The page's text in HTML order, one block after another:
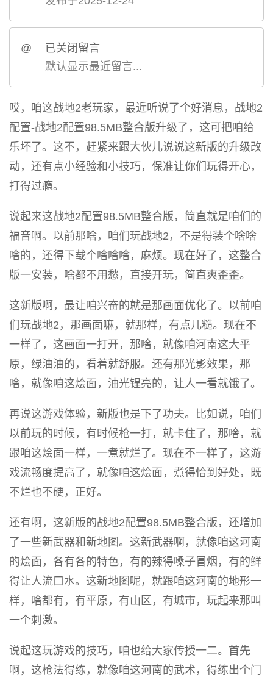
@
已关闭留言
默认显示最近留言...
哎，咱这战地2老玩家，最近听说了个好消息，战地2
配置-战地2配置98.5MB整合版升级了，这可把咱给
乐坏了。这不，赶紧来跟大伙儿说说这新版的升级改
动，还有点小经验和小技巧，保准让你们玩得开心，
打得过瘾。
说起来这战地2配置98.5MB整合版，简直就是咱们的
福音啊。以前那啥，咱们玩战地2，不是得装个啥啥
啥的，还得下载个啥啥啥，麻烦。现在好了，这整合
版一安装，啥都不用愁，直接开玩，简直爽歪歪。
这新版啊，最让咱兴奋的就是那画面优化了。以前咱
们玩战地2，那画面嘛，就那样，有点儿糙。现在不
一样了，这画面一打开，那啥，就像咱河南这大平
原，绿油油的，看着就舒服。还有那光影效果，那
啥，就像咱这烩面，油光锃亮的，让人一看就饿了。
再说这游戏体验，新版也是下了功夫。比如说，咱们
以前玩的时候，有时候枪一打，就卡住了，那啥，就
跟咱这烩面一样，一煮就烂了。现在不一样了，这游
戏流畅度提高了，就像咱这烩面，煮得恰到好处，既
不烂也不硬，正好。
还有啊，这新版的战地2配置98.5MB整合版，还增加
了一些新武器和新地图。这新武器啊，就像咱这河南
的烩面，各有各的特色，有的辣得嗓子冒烟，有的鲜
得让人流口水。这新地图呢，就跟咱这河南的地形一
样，啥都有，有平原，有山区，有城市，玩起来那叫
一个刺激。
说起这玩游戏的技巧，咱也给大家传授一二。首先
啊，这枪法得练，就像咱这河南的武术，得练出个门